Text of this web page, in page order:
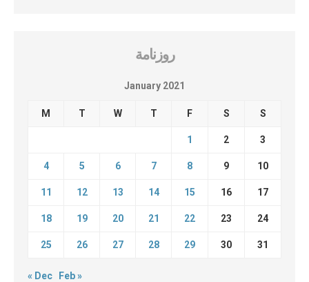
روزنامة
January 2021
M T W T F S S
1 2 3
4 5 6 7 8 9 10
11 12 13 14 15 16 17
18 19 20 21 22 23 24
25 26 27 28 29 30 31
« Dec Feb »